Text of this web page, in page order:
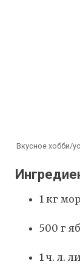
Вкусное хобби/
1 кг
500 г
1 ч. л.